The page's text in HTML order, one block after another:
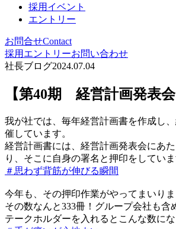
採用イベント
エントリー
お問合せContact
採用エントリーお問い合わせ
社長ブログ2024.07.04
【第40期 経営計画発表会
我が社では、毎年経営計画書を作成し
催しています。
経営計画書には、経営計画発表会にあ
り、そこに自身の署名と押印をしていま
＃思わず背筋が伸びる瞬間
今年も、その押印作業がやってまいりま
その数なんと333冊！グループ会社も含
テークホルダーを入れるとこんな数にな